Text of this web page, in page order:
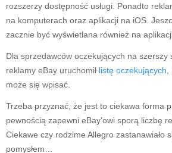
rozszerzy dostępność usługi. Ponadto
na komputerach oraz aplikacji na iOS.
zacznie być wyświetlana również na
Dla sprzedawców oczekujących na szerszy
reklamy eBay uruchomił listę oczekujących
może się wpisać.
Trzeba przyznać, że jest to ciekawa forma
pewnością zapewni eBay’owi sporą liczbę
Ciekawe czy rodzime Allegro zastanawiało
pomysłem…